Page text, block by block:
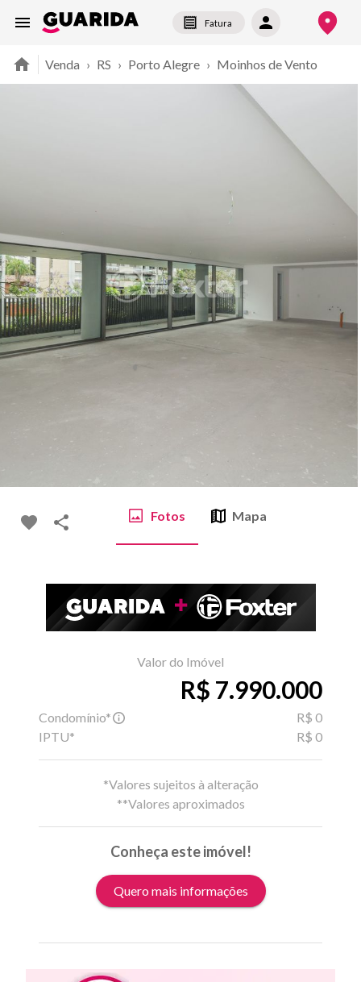
Fatura
Venda › RS › Porto Alegre › Moinhos de Vento
Fotos Mapa
Valor do Imóvel
R$ 7.990.000
Condomínio*
R$ 0
IPTU*
R$ 0
*Valores sujeitos à alteração
**Valores aproximados
Conheça este imóvel!
Quero mais informações